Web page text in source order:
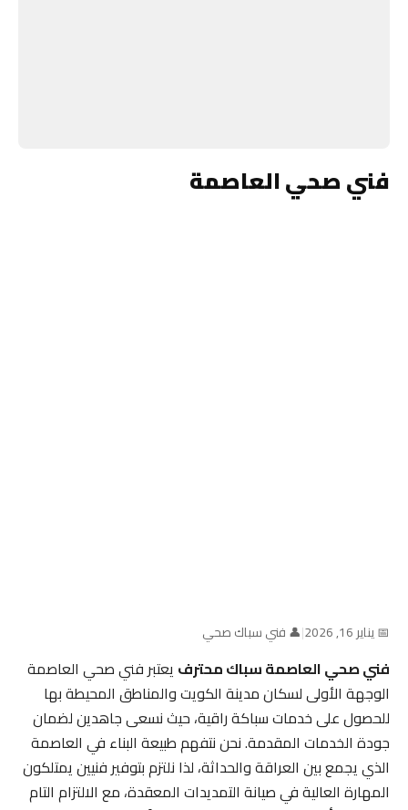
فني صحي العاصمة
📅 يناير 16, 2026 |👤 فني سباك صحي
فني صحي العاصمة سباك محترفيعتبر فني صحي العاصمة
الوجهة الأولى لسكان مدينة الكويت والمناطق المحيطة بها
للحصول على خدمات سباكة راقية، حيث نسعى جاهدين لضمان
جودة الخدمات المقدمة. نحن نتفهم طبيعة البناء في العاصمة
الذي يجمع بين العراقة والحداثة، لذا نلتزم بتوفير فنيين يمتلكون
المهارة العالية في صيانة التمديدات المعقدة، مع الالتزام التام